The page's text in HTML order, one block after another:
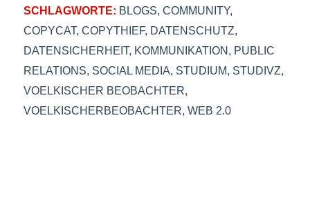
SCHLAGWORTE: BLOGS, COMMUNITY,
COPYCAT, COPYTHIEF, DATENSCHUTZ,
DATENSICHERHEIT, KOMMUNIKATION , PUBLIC
RELATIONS, SOCIAL MEDIA, STUDIUM, STUDIVZ,
VOELKISCHER BEOBACHTER,
VOELKISCHERBEOBACHTER, WEB 2.0